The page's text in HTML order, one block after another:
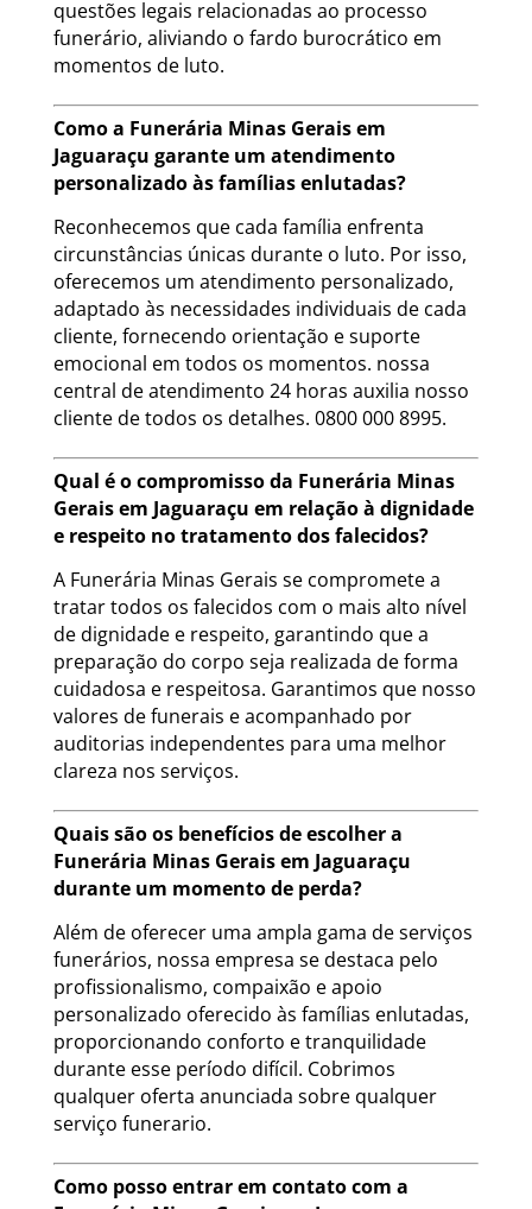
questões legais relacionadas ao processo
funerário, aliviando o fardo burocrático em
momentos de luto.
Como a Funerária Minas Gerais em
Jaguaraçu garante um atendimento
personalizado às famílias enlutadas?
Reconhecemos que cada família enfrenta
circunstâncias únicas durante o luto. Por isso,
oferecemos um atendimento personalizado,
adaptado às necessidades individuais de cada
cliente, fornecendo orientação e suporte
emocional em todos os momentos. nossa
central de atendimento 24 horas auxilia nosso
cliente de todos os detalhes. 0800 000 8995.
Qual é o compromisso da Funerária Minas
Gerais em Jaguaraçu em relação à dignidade
e respeito no tratamento dos falecidos?
A Funerária Minas Gerais se compromete a
tratar todos os falecidos com o mais alto nível
de dignidade e respeito, garantindo que a
preparação do corpo seja realizada de forma
cuidadosa e respeitosa. Garantimos que nosso
valores de funerais e acompanhado por
auditorias independentes para uma melhor
clareza nos serviços.
Quais são os benefícios de escolher a
Funerária Minas Gerais em Jaguaraçu
durante um momento de perda?
Além de oferecer uma ampla gama de serviços
funerários, nossa empresa se destaca pelo
profissionalismo, compaixão e apoio
personalizado oferecido às famílias enlutadas,
proporcionando conforto e tranquilidade
durante esse período difícil. Cobrimos
qualquer oferta anunciada sobre qualquer
serviço funerario.
Como posso entrar em contato com a